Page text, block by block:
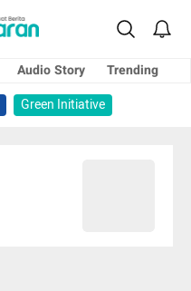
Audio Story
Trending
Green Initiative